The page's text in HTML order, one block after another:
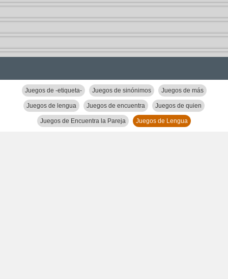
Juegos de -etiqueta- Juegos de sinónimos Juegos de más
Juegos de lengua Juegos de encuentra Juegos de quien
Juegos de Encuentra la Pareja Juegos de Lengua